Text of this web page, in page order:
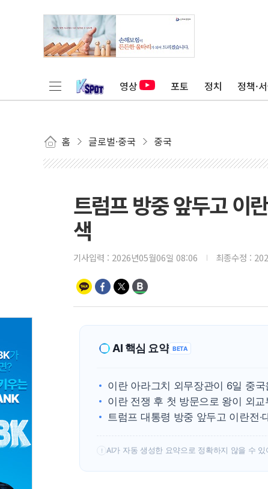
영상 포토 정치 정책·
홈 글로벌·중국 중국
트럼프 방중 앞두고 이
색
기사입력 : 2026년05월06일 08:06 최종수정 :
AI 핵심 요약 BETA
이란 아라그치 외무장관이 6일 중
이란 전쟁 후 첫 방문으로 왕이 외
트럼프 대통령 방중 앞두고 이란전·
! AI가 자동 생성한 요약으로 정확하지 않을 수 있